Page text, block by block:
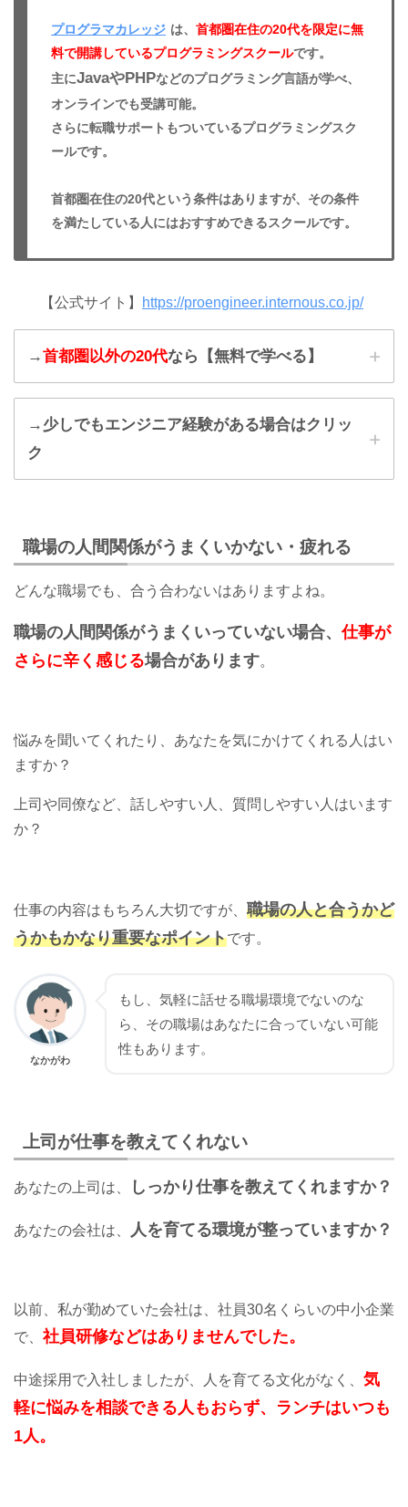
プログラマカレッジ は、 首都圏在住の20代を限定に無
料で開講しているプログラミングスクールです。
主にJavaやPHPなどのプログラミング言語が学べ、
オンラインでも受講可能。
さらに転職サポートもついているプログラミングスク
ールです。
首都圏在住の20代という条件はありますが、その条件
を満たしている人にはおすすめできるスクールです。
【公式サイト】 https://proengineer.internous.co.jp/
→首都圏以外の20代なら【無料で学べる】
ウズキャ
リIT
無料で
→少しでもエンジニア経験がある場合はクリッ
ク
現状を伝えて無料で求人ゲット
職場の人間関係がうまくいかない・疲れる
どんな職場でも、合う合わないはありますよね。
職場の人間関係がうまくいっていない場合、仕事が
さらに辛く感じる場合があります。
悩みを聞いてくれたり、あなたを気にかけてくれる人はい
ますか？
上司や同僚など、話しやすい人、質問しやすい人はいます
か？
仕事の内容はもちろん大切ですが、 職場の人と合うかど
うかもかなり重要なポイントです。
なかがわ
もし、気軽に話せる職場環境でないのな
ら、その職場はあなたに合っていない可能
性もあります。
上司が仕事を教えてくれない
あなたの上司は、 しっかり仕事を教えてくれますか？
あなたの会社は、 人を育てる環境が整っていますか？
以前、私が勤めていた会社は、社員30名くらいの中小企業
で、 社員研修などはありませんでした。
中途採用で入社しましたが、人を育てる文化がなく、 気
軽に悩みを相談できる人もおらず、ランチはいつも
1人。